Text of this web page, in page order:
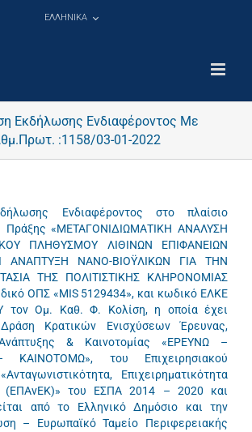
ΕΛΛΗΝΙΚΑ
Εκδήλωσης Ενδιαφέροντος Με
:1158/03-01-2022
Ενδιαφέροντος στο πλαίσιο
Πράξης «ΜΕΤΑΓΟΝΙΔΙΩΜΑΤΙΚΗ ΑΝΑΛΥΣΗ
ΠΛΗΘΥΣΜΟΥ ΛΙΘΙΝΩΝ ΕΠΙΦΑΝΕΙΩΝ
ΑΝΑΠΤΥΞΗ ΝΑΝΟ-ΒΙΟΫΛΙΚΩΝ ΓΙΑ ΤΗΝ
ΤΗΣ ΠΟΛΙΤΙΣΤΙΚΗΣ ΚΛΗΡΟΝΟΜΙΑΣ
ΟΠΣ «MIS 5129434», και κωδικό ΕΛΚΕ
τον Ομ. Καθ. Φ. Κολίση, η οποία έχει
Κρατικών Ενισχύσεων Έρευνας,
& Καινοτομίας «ΕΡΕΥΝΩ –
του Επιχειρησιακού
Επιχειρηματικότητα
(ΕΠΑνΕΚ)» του ΕΣΠΑ 2014 – 2020 και
από το Ελληνικό Δημόσιο και την
– Ευρωπαϊκό Ταμείο Περιφερειακής